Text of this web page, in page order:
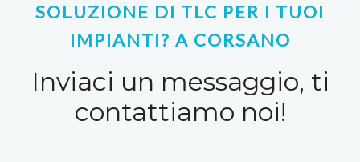
SOLUZIONE DI TLC PER I TUOI
IMPIANTI? A CORSANO
Inviaci un messaggio, ti
contattiamo noi!